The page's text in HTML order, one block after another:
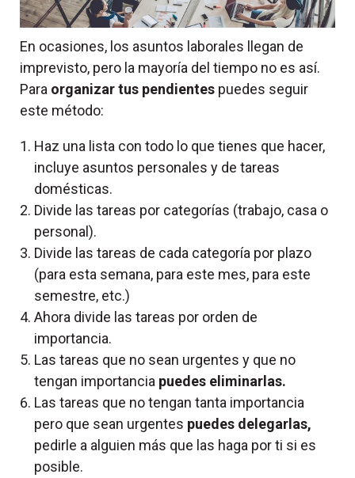
En ocasiones, los asuntos laborales llegan de
imprevisto, pero la mayoría del tiempo no es así.
Para organizar tus pendientes puedes seguir
este método:
Haz una lista con todo lo que tienes que hacer,
incluye asuntos personales y de tareas
domésticas.
Divide las tareas por categorías (trabajo, casa o
personal).
Divide las tareas de cada categoría por plazo
(para esta semana, para este mes, para este
semestre, etc.)
Ahora divide las tareas por orden de
importancia.
Las tareas que no sean urgentes y que no
tengan importancia puedes eliminarlas.
Las tareas que no tengan tanta importancia
pero que sean urgentes puedes delegarlas,
pedirle a alguien más que las haga por ti si es
posible.